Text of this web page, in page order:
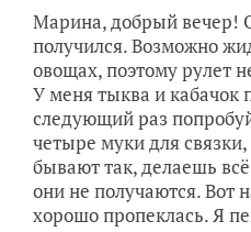
Марина, добрый вечер!
получился. Возможно
овощах, поэтому рулет
У меня тыква и кабачок
следующий раз
четыре муки для
бывают так, делаешь
они не получаются. Вот
хорошо пропеклась. Я